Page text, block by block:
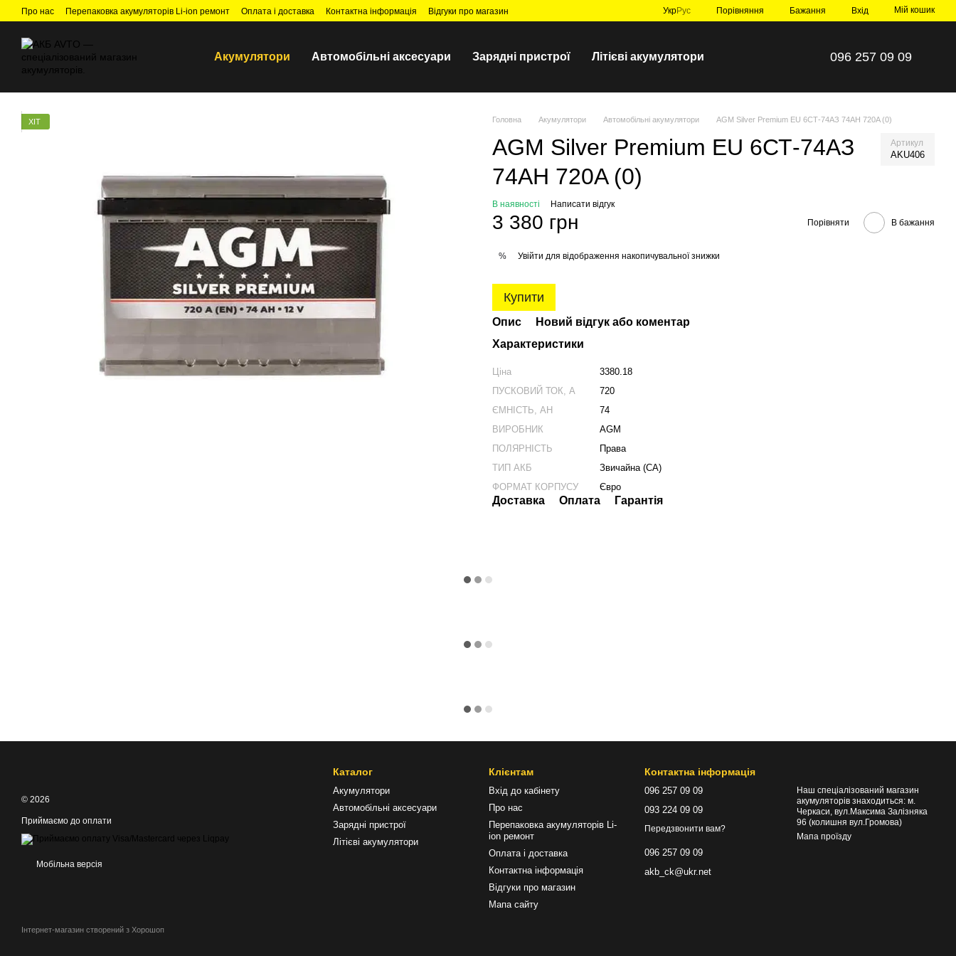
Перейти до основного контенту
Про нас Перепаковка акумуляторів Li-ion ремонт Оплата і доставка Контактна інформація Відгуки про магазин УкрРус Порівняння Бажання Вхід Мій кошик
Акумулятори Автомобільні аксесуари Зарядні пристрої Літієві акумулятори 096 257 09 09
ХІТ Головна Акумулятори Автомобільні акумулятори AGM Silver Premium EU 6СТ-74АЗ 74AH 720A (0)
AGM Silver Premium EU 6СТ-74АЗ
74AH 720A (0)
Артикул
AKU406
В наявності Написати відгук
3 380 грн Порівняти В бажання
% Увійти для відображення накопичувальної знижки
Купити
Опис
Новий відгук або коментар
Характеристики
Ціна
3380.18
ПУСКОВИЙ ТОК, А
720
ЄМНІСТЬ, АН
74
ВИРОБНИК
AGM
ПОЛЯРНІСТЬ
Права
ТИП АКБ
Звичайна (CA)
ФОРМАТ КОРПУСУ
Євро
Доставка Оплата Гарантія
© 2026
Приймаємо до оплати
Мобільна версія
Інтернет-магазин створений з Хорошоп
Каталог
Акумулятори
Автомобільні аксесуари
Зарядні пристрої
Літієві акумулятори
Клієнтам
Вхід до кабінету
Про нас
Перепаковка акумуляторів Li-
ion ремонт
Оплата і доставка
Контактна інформація
Відгуки про магазин
Мапа сайту
Контактна інформація
096 257 09 09
093 224 09 09
Передзвонити вам?
096 257 09 09
akb_ck@ukr.net
Наш спеціалізований магазин
акумуляторів знаходиться: м.
Черкаси, вул.Максима Залізняка
96 (колишня вул.Громова)
Мапа проїзду